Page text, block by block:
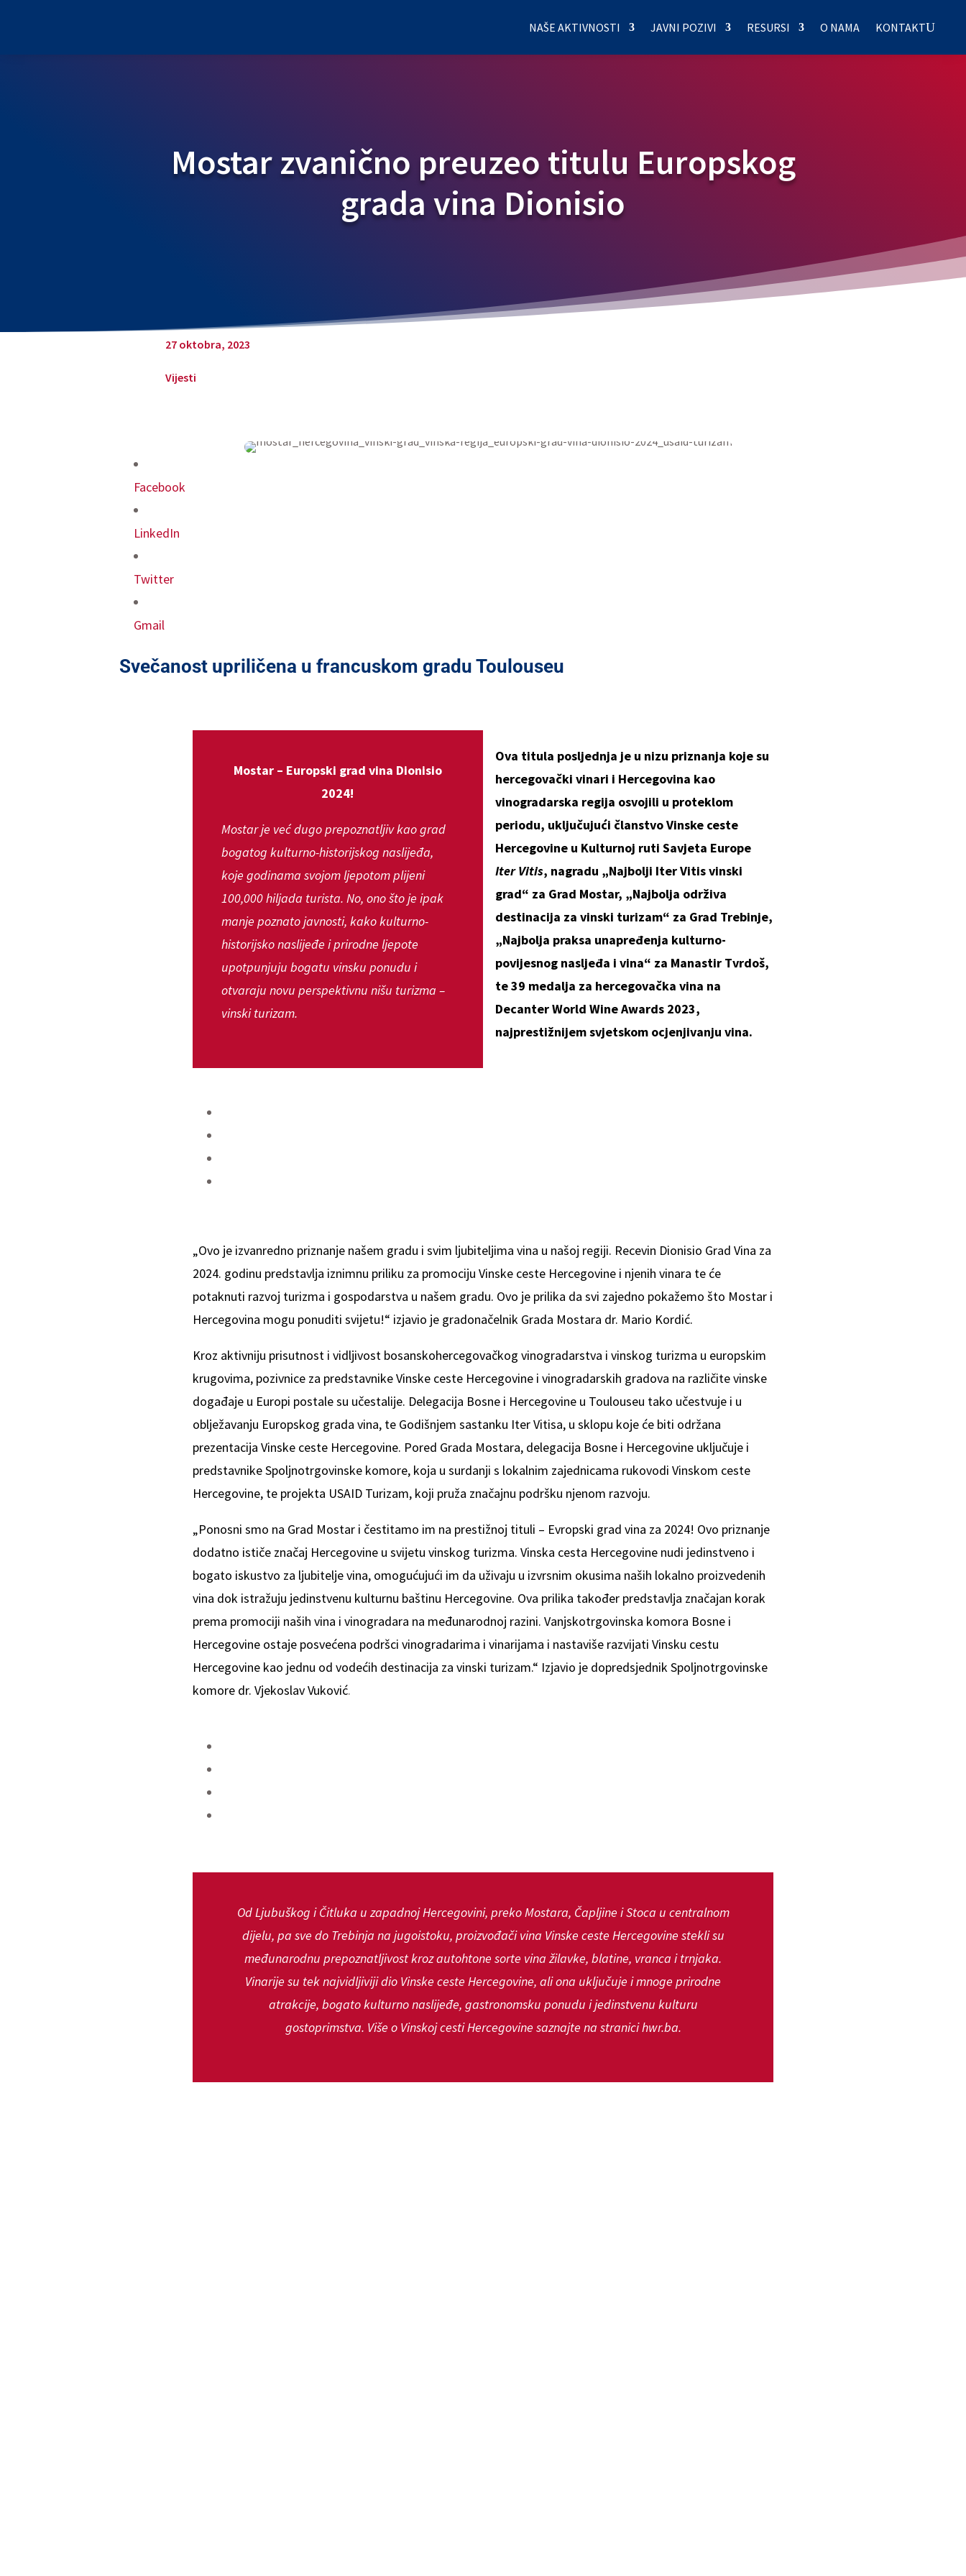
NAŠE AKTIVNOSTI JAVNI POZIVI RESURSI O NAMA KONTAKT
Mostar zvanično preuzeo titulu Europskog
grada vina Dionisio
27 oktobra, 2023
Vijesti
Facebook
LinkedIn
Twitter
Gmail
Svečanost upriličena u francuskom gradu Toulouseu
Mostar – Europski grad vina Dionisio
2024!
Mostar je već dugo prepoznatljiv kao grad
bogatog kulturno-historijskog naslijeđa,
koje godinama svojom ljepotom plijeni
100,000 hiljada turista. No, ono što je ipak
manje poznato javnosti, kako kulturno-
historijsko naslijeđe i prirodne ljepote
upotpunjuju bogatu vinsku ponudu i
otvaraju novu perspektivnu nišu turizma –
vinski turizam.
Ova titula posljednja je u nizu priznanja koje su
hercegovački vinari i Hercegovina kao
vinogradarska regija osvojili u proteklom
periodu, uključujući članstvo Vinske ceste
Hercegovine u Kulturnoj ruti Savjeta Europe
Iter Vitis, nagradu „Najbolji Iter Vitis vinski
grad“ za Grad Mostar, „Najbolja održiva
destinacija za vinski turizam“ za Grad Trebinje,
„Najbolja praksa unapređenja kulturno-
povijesnog nasljeđa i vina“ za Manastir Tvrdoš,
te 39 medalja za hercegovačka vina na
Decanter World Wine Awards 2023,
najprestižnijem svjetskom ocjenjivanju vina.
„Ovo je izvanredno priznanje našem gradu i svim ljubiteljima vina u našoj regiji. Recevin Dionisio Grad Vina za
2024. godinu predstavlja iznimnu priliku za promociju Vinske ceste Hercegovine i njenih vinara te će
potaknuti razvoj turizma i gospodarstva u našem gradu. Ovo je prilika da svi zajedno pokažemo što Mostar i
Hercegovina mogu ponuditi svijetu!“ izjavio je gradonačelnik Grada Mostara dr. Mario Kordić.
Kroz aktivniju prisutnost i vidljivost bosanskohercegovačkog vinogradarstva i vinskog turizma u europskim
krugovima, pozivnice za predstavnike Vinske ceste Hercegovine i vinogradarskih gradova na različite vinske
događaje u Europi postale su učestalije. Delegacija Bosne i Hercegovine u Toulouseu tako učestvuje i u
oblježavanju Europskog grada vina, te Godišnjem sastanku Iter Vitisa, u sklopu koje će biti održana
prezentacija Vinske ceste Hercegovine. Pored Grada Mostara, delegacija Bosne i Hercegovine uključuje i
predstavnike Spoljnotrgovinske komore, koja u surdanji s lokalnim zajednicama rukovodi Vinskom ceste
Hercegovine, te projekta USAID Turizam, koji pruža značajnu podršku njenom razvoju.
„Ponosni smo na Grad Mostar i čestitamo im na prestižnoj tituli – Evropski grad vina za 2024! Ovo priznanje
dodatno ističe značaj Hercegovine u svijetu vinskog turizma. Vinska cesta Hercegovine nudi jedinstveno i
bogato iskustvo za ljubitelje vina, omogućujući im da uživaju u izvrsnim okusima naših lokalno proizvedenih
vina dok istražuju jedinstvenu kulturnu baštinu Hercegovine. Ova prilika također predstavlja značajan korak
prema promociji naših vina i vinogradara na međunarodnoj razini. Vanjskotrgovinska komora Bosne i
Hercegovine ostaje posvećena podršci vinogradarima i vinarijama i nastaviše razvijati Vinsku cestu
Hercegovine kao jednu od vodećih destinacija za vinski turizam.“ Izjavio je dopredsjednik Spoljnotrgovinske
komore dr. Vjekoslav Vuković.
Od Ljubuškog i Čitluka u zapadnoj Hercegovini, preko Mostara, Čapljine i Stoca u centralnom
dijelu, pa sve do Trebinja na jugoistoku, proizvođači vina Vinske ceste Hercegovine stekli su
međunarodnu prepoznatljivost kroz autohtone sorte vina žilavke, blatine, vranca i trnjaka.
Vinarije su tek najvidljiviji dio Vinske ceste Hercegovine, ali ona uključuje i mnoge prirodne
atrakcije, bogato kulturno naslijeđe, gastronomsku ponudu i jedinstvenu kulturu
gostoprimstva. Više o Vinskoj cesti Hercegovine saznajte na stranici hwr.ba.